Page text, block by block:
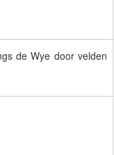
de Wye door velden